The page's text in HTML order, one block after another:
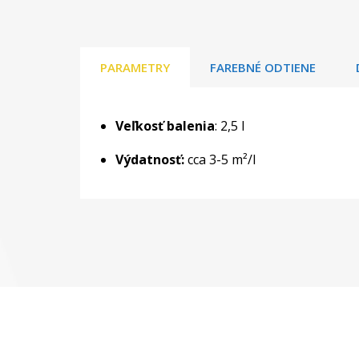
PARAMETRY FAREBNÉ ODTIENE
Veľkosť balenia: 2,5 l
Výdatnosť:cca 3-5 m²/l